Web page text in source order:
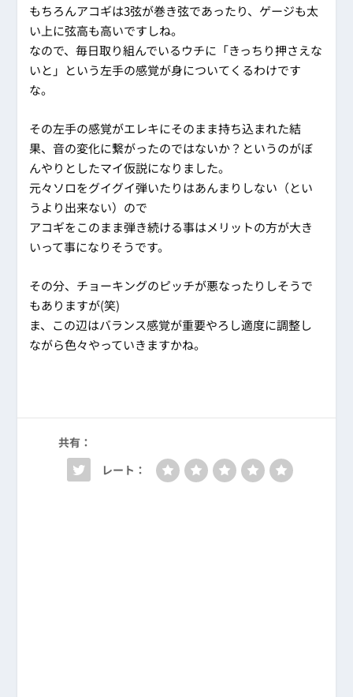
もちろんアコギは3弦が巻き弦であったり、ゲージも太
い上に弦高も高いですしね。
なので、毎日取り組んでいるウチに「きっちり押さえな
いと」という左手の感覚が身についてくるわけです
な。
その左手の感覚がエレキにそのまま持ち込まれた結
果、音の変化に繋がったのではないか？というのがぼ
んやりとしたマイ仮説になりました。
元々ソロをグイグイ弾いたりはあんまりしない（とい
うより出来ない）ので
アコギをこのまま弾き続ける事はメリットの方が大き
いって事になりそうです。
その分、チョーキングのピッチが悪なったりしそうで
もありますが(笑)
ま、この辺はバランス感覚が重要やろし適度に調整し
ながら色々やっていきますかね。
共有：
レート：